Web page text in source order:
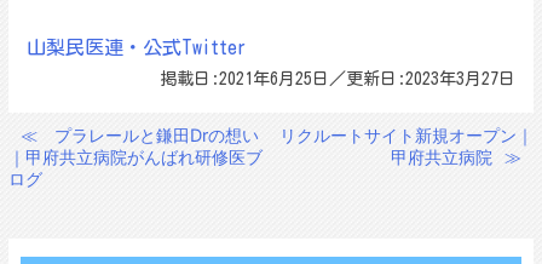
山梨民医連・公式Twitter
掲載日:2021年6月25日／更新日:2023年3月27日
投
稿
≪
プラレールと鎌田Drの想い
｜甲府共立病院がんばれ研修医ブ
ログ
リクルートサイト新規オープン｜
甲府共立病院
≫